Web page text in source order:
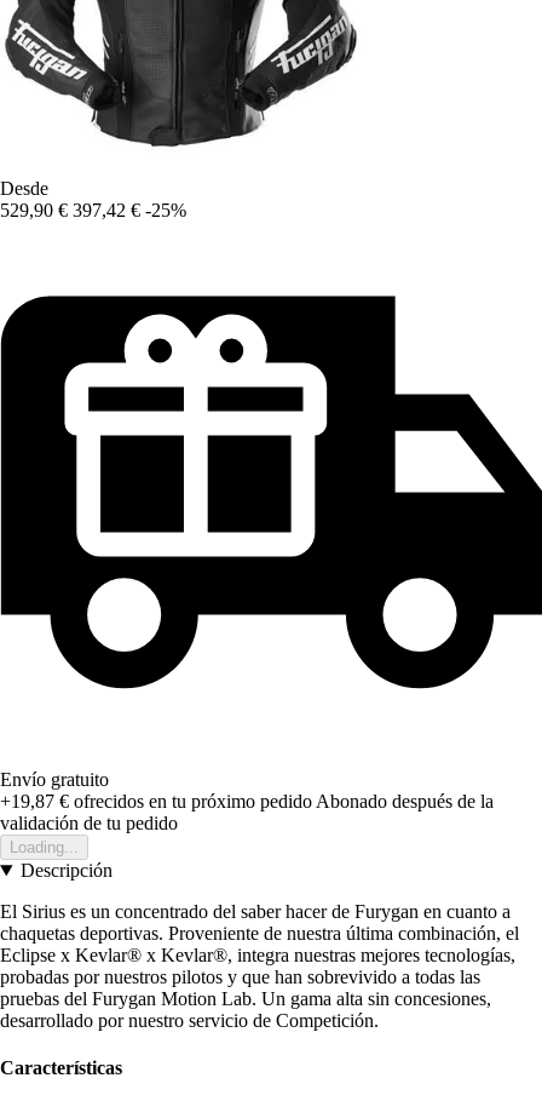
Desde
529,90 € 397,42 € -25%
Envío gratuito
+19,87 € ofrecidos en tu próximo pedido Abonado después de la
validación de tu pedido
Loading...
Descripción
El Sirius es un concentrado del saber hacer de Furygan en cuanto a
chaquetas deportivas. Proveniente de nuestra última combinación, el
Eclipse x Kevlar® x Kevlar®, integra nuestras mejores tecnologías,
probadas por nuestros pilotos y que han sobrevivido a todas las
pruebas del Furygan Motion Lab. Un gama alta sin concesiones,
desarrollado por nuestro servicio de Competición.
Características